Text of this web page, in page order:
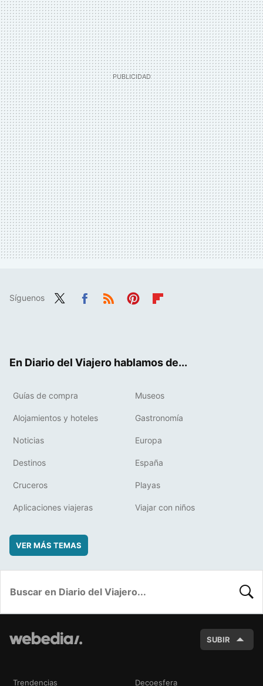
Síguenos
En Diario del Viajero hablamos de...
Guías de compra Museos
Alojamientos y hoteles Gastronomía
Noticias Europa
Destinos España
Cruceros Playas
Aplicaciones viajeras Viajar con niños
VER MÁS TEMAS
SUBIR
Trendencias Decoesfera